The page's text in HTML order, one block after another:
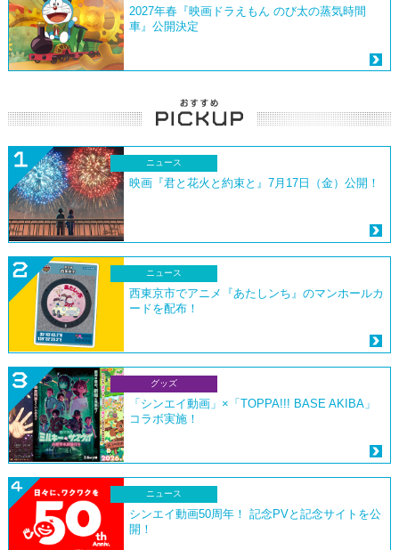
2027年春『映画ドラえもん のび太の蒸気時間
車』公開決定
ニュース
映画『君と花火と約束と』7月17日（金）公開！
ニュース
西東京市でアニメ『あたしンち』のマンホールカ
ードを配布！
グッズ
「シンエイ動画」×「TOPPA!!! BASE AKIBA」
コラボ実施！
ニュース
シンエイ動画50周年！ 記念PVと記念サイトを公
開！